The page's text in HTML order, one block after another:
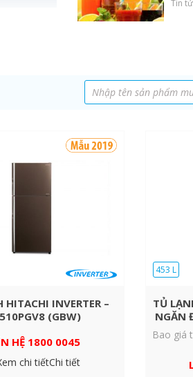
cầu sử
Tin
HITACHI INVERTER –
(GBW)
HỆ 1800 0045
chi tiếtChi tiết
453 L
TỦ
NGĂN
Bao giá